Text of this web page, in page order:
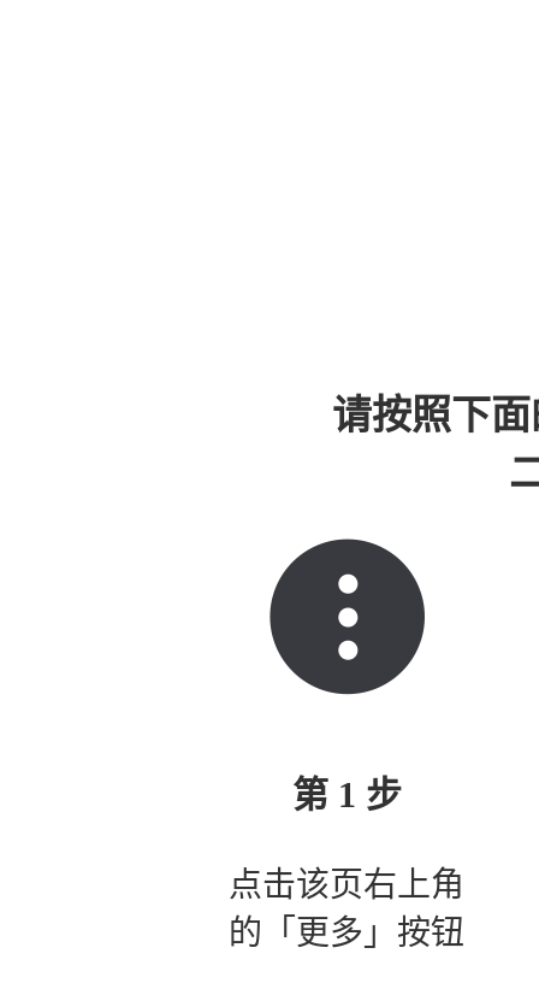
请按照下
第 1 步
点击该页右上角
的「更多」按钮